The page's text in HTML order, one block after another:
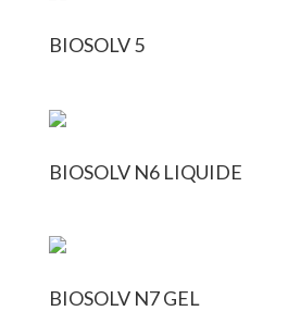
BIOSOLV 5
BIOSOLV N6 LIQUIDE
BIOSOLV N7 GEL